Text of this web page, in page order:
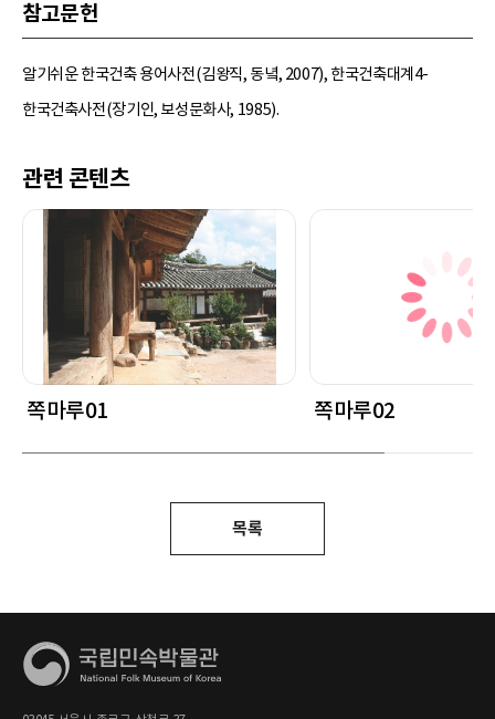
참고문헌
알기쉬운 한국건축 용어사전(김왕직, 동녘, 2007), 한국건축대계4-
한국건축사전(장기인, 보성문화사, 1985).
관련 콘텐츠
쪽마루01 쪽마루02
목록